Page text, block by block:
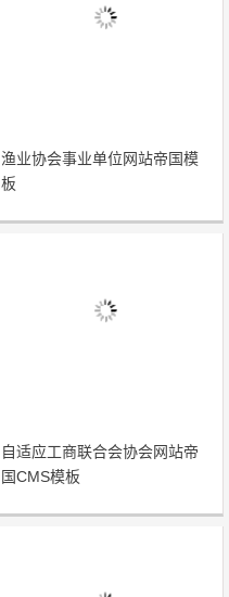
渔业协会事业单位网站帝国模
板
自适应工商联合会协会网站帝
国CMS模板